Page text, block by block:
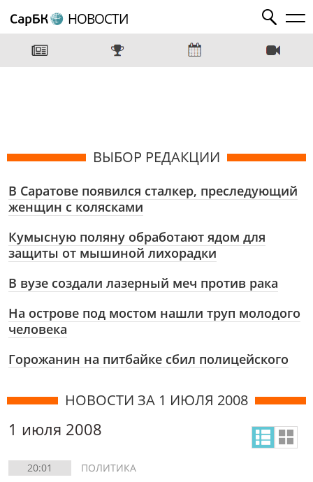
НОВОСТИ
ВЫБОР РЕДАКЦИИ
В Саратове появился сталкер, преследующий
женщин с колясками
Кумысную поляну обработают ядом для
защиты от мышиной лихорадки
В вузе создали лазерный меч против рака
На острове под мостом нашли труп молодого
человека
Горожанин на питбайке сбил полицейского
НОВОСТИ ЗА 1 ИЮЛЯ 2008
1 июля 2008
20:01 ПОЛИТИКА